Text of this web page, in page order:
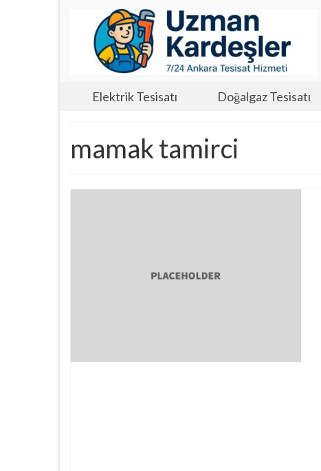
Elektrik Tesisatı Doğalgaz Tesisatı
mamak tamirci